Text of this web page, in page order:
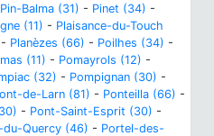
Pin-Balma (31) - Pinet (34) -
(11) - Plaisance-du-Touch
- Planèzes (66) - Poilhes (34) -
(11) - Pomayrols (12) -
(32) - Pompignan (30) -
de-Larn (81) - Ponteilla (66) -
- Pont-Saint-Esprit (30) -
du-Quercy (46) - Portel-des-